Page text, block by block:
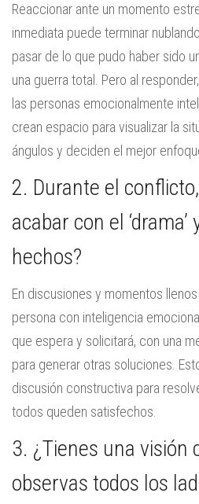
Reaccionar ante un momento
inmediata puede terminar
pasar de lo que pudo haber sido
una guerra total. Pero al
las personas emocionalmente
crean espacio para visualizar la
ángulos y deciden el mejor
2. Durante el
acabar con el
hechos?
En discusiones y momentos
persona con inteligencia
que espera y solicitará, con una
para generar otras soluciones.
discusión constructiva para
todos queden satisfechos.
3. ¿Tienes una visión
observas todos los